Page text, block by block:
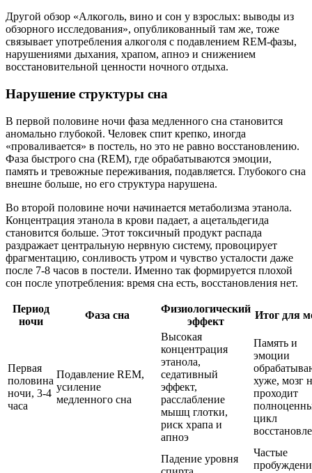
Другой обзор «Алкоголь, вино и сон у взрослых: выводы из
обзорного исследования», опубликованный там же, тоже
связывает употребления алкоголя с подавлением REM-фазы,
нарушениями дыхания, храпом, апноэ и снижением
восстановительной ценности ночного отдыха.
Нарушение структуры сна
В первой половине ночи фаза медленного сна становится
аномально глубокой. Человек спит крепко, иногда
«проваливается» в постель, но это не равно восстановлению.
Фаза быстрого сна (REM), где обрабатываются эмоции,
память и тревожные переживания, подавляется. Глубокого сна
внешне больше, но его структура нарушена.
Во второй половине ночи начинается метаболизма этанола.
Концентрация этанола в крови падает, а ацетальдегида
становится больше. Этот токсичный продукт распада
раздражает центральную нервную систему, провоцирует
фрагментацию, сонливость утром и чувство усталости даже
после 7-8 часов в постели. Именно так формируется плохой
сон после употребления: время сна есть, восстановления нет.
Период
ночи
Фаза сна
Физиологический
эффект
Итог для
Первая
половина
ночи, 3-4
часа
Подавление REM,
усиление
медленного сна
Высокая
концентрация
этанола,
седативный
эффект,
расслабление
мышц глотки,
риск храпа и
апноэ
Память и
эмоции
хуже, мозг
проходит
цикл
Падение уровня
Частые